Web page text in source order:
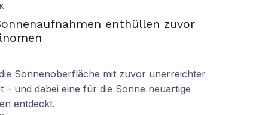
enthüllen zuvor
Sonnenoberfläche mit zuvor unerreichter
– und dabei eine für die Sonne neuartige
entdeckt.